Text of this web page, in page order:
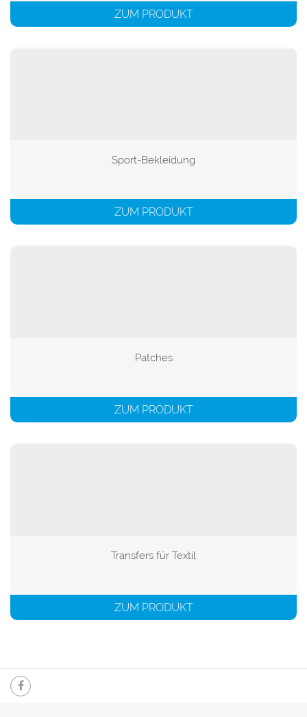
ZUM PRODUKT
Sport-Bekleidung
ZUM PRODUKT
Patches
ZUM PRODUKT
Transfers für Textil
ZUM PRODUKT